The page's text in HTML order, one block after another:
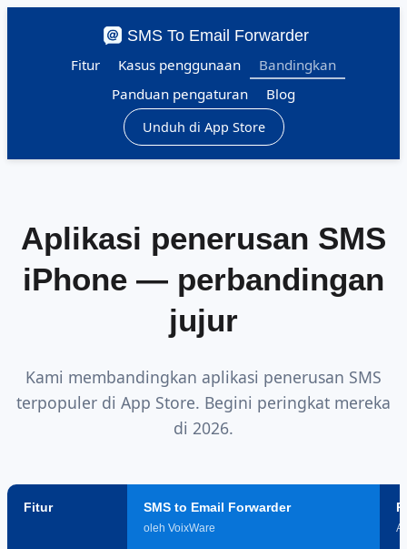
SMS To Email Forwarder
Fitur
Kasus penggunaan
Bandingkan
Panduan pengaturan
Blog
Unduh di App Store
Aplikasi penerusan SMS
iPhone — perbandingan
jujur
Kami membandingkan aplikasi penerusan SMS
terpopuler di App Store. Begini peringkat mereka
di 2026.
Fitur SMS to Email Forwarder
oleh VoixWare